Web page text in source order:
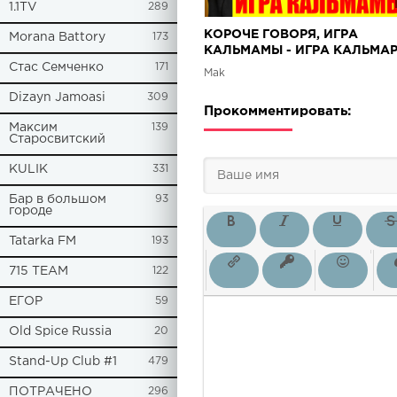
1.1TV 289
Morana Battory 173
Стас Семченко 171
Dizayn Jamoasi 309
Максим
Старосвитский
139
KULIK 331
Бар в большом
городе
93
Tatarka FM 193
715 TEAM 122
ЕГОР 59
Old Spice Russia 20
Stand-Up Club #1 479
ПОТРАЧЕНО 296
КОРОЧЕ ГОВОРЯ, ИГРА
КАЛЬМАМЫ - ИГРА
(пародия)
Mak
Прокомментировать: